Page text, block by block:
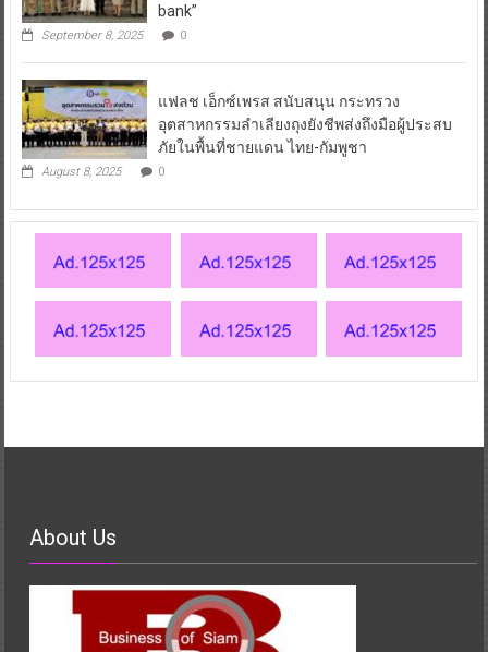
bank”
September 8, 2025 0
แฟลช เอ็กซ์เพรส สนับสนุน กระทรวง
อุตสาหกรรมลำเลียงถุงยังชีพส่งถึงมือผู้ประสบ
ภัยในพื้นที่ชายแดน ไทย-กัมพูชา
August 8, 2025 0
About Us